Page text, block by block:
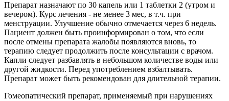
Препарат назначают по 30 капель или 1 таблетки 2 (утром и
вечером). Курс лечения - не менее 3 мес, в т.ч. при
менструации. Улучшение обычно отмечается через 6 недель.
Пациент должен быть проинформирован о том, что если
после отмены препарата жалобы появляются вновь, то
терапию следует продолжить после консультации с врачом.
Капли следует разбавлять в небольшом количестве воды или
другой жидкости. Перед употреблением взбалтывать.
Препарат может быть рекомендован для длительной терапии.
Гомеопатический препарат, применяемый при нарушениях